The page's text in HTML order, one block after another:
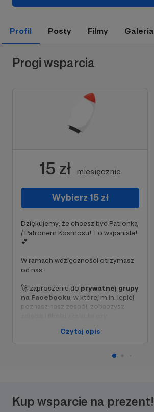
Profil Posty Filmy Galeria
Progi wsparcia
15 zł miesięcznie
Wybierz 15 zł
Dziękujemy, że chcesz być Patronką
/ Patronem Kosmosu! To wspaniale!
💕
W ramach wdzięczności otrzymasz
od nas:
🚀 zaproszenie do prywatnej grupy
na Facebooku , w której m.in. lepiej
poznasz nasz zespół, zobaczysz
Patronek i Patronów Kosmosu,
naszych działań i tego, co udało nam
się zrobić,
Czytaj opis
Kup wsparcie na prezent!